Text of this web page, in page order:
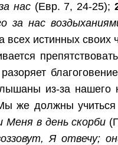
нас(Евр. 7, 24-25);
нас
всех истинных
из-за нашего
же должны учиться
Меня в день скорби
Я отвечу;